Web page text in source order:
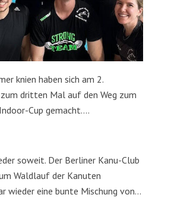
knien haben sich am 2.
dritten Mal auf den Weg zum
Cup gemacht.…
soweit. Der Berliner Kanu-Club
Waldlauf der Kanuten
wieder eine bunte Mischung von…